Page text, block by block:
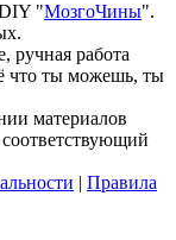
"МозгоЧины".
ручная работа
что ты можешь, ты
материалов
| Правила